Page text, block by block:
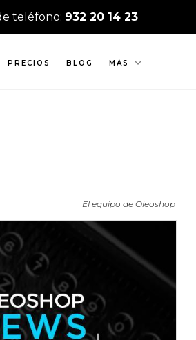
teléfono: 932 20 14 23
PRECIOS BLOG MÁS
El equipo de Oleoshop